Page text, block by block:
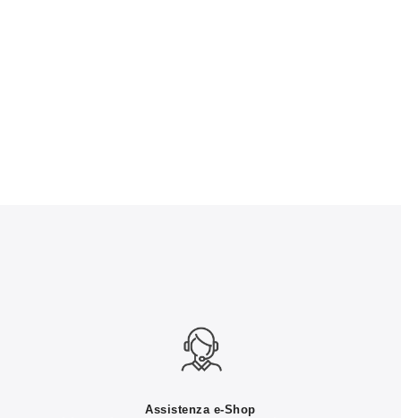
Assistenza e-Shop